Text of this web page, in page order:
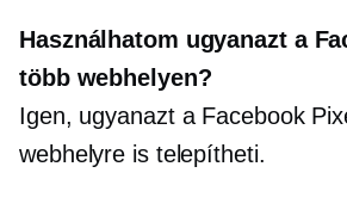
Használhatom ugyanazt a
több webhelyen?
Igen, ugyanazt a Facebook
webhelyre is telepítheti.